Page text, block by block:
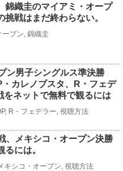
錦織圭のマイアミ・オープ
挑戦はまだ終わらない。
ープン, 錦織圭
ン男子シングルス準決勝
カレノブスタ、R・フェデ
をネットで無料で観るには
, R・フェデラー, 視聴方法
、メキシコ・オープン決勝
には。
キシコ・オープン, 視聴方法